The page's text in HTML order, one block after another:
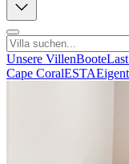
Unsere VillenBoote
Cape CoralESTA